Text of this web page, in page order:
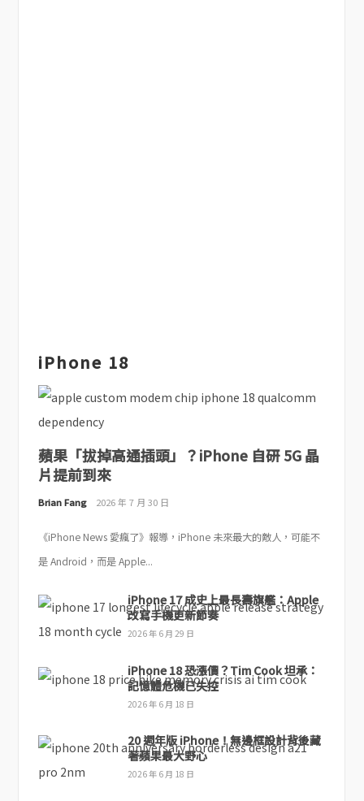
iPhone 18
蘋果「拔掉高通插頭」？iPhone 自研 5G 晶
片提前到來
Brian Fang 2026 年 7 月 30 日
《iPhone News 愛瘋了》報導，iPhone 未來最大的敵人，可能不
是 Android，而是 Apple...
iPhone 17 成史上最長壽旗艦：Apple
改寫手機更新節奏
2026 年 6 月 29 日
iPhone 18 恐漲價？Tim Cook 坦承：
記憶體危機已失控
2026 年 6 月 18 日
20 週年版 iPhone！無邊框設計背後藏
著蘋果最大野心
2026 年 6 月 18 日